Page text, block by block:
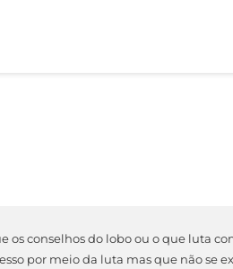
os conselhos do lobo ou o que luta
por meio da luta mas que não se